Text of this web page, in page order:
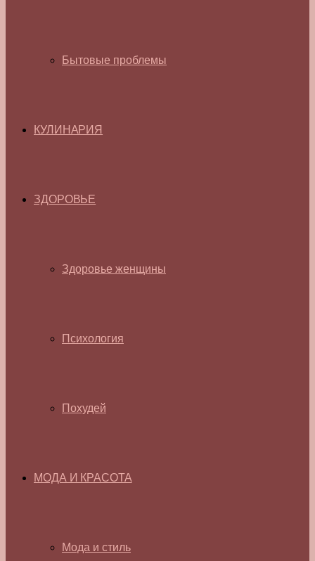
Бытовые проблемы
КУЛИНАРИЯ
ЗДОРОВЬЕ
Здоровье женщины
Психология
Похудей
МОДА И КРАСОТА
Мода и стиль